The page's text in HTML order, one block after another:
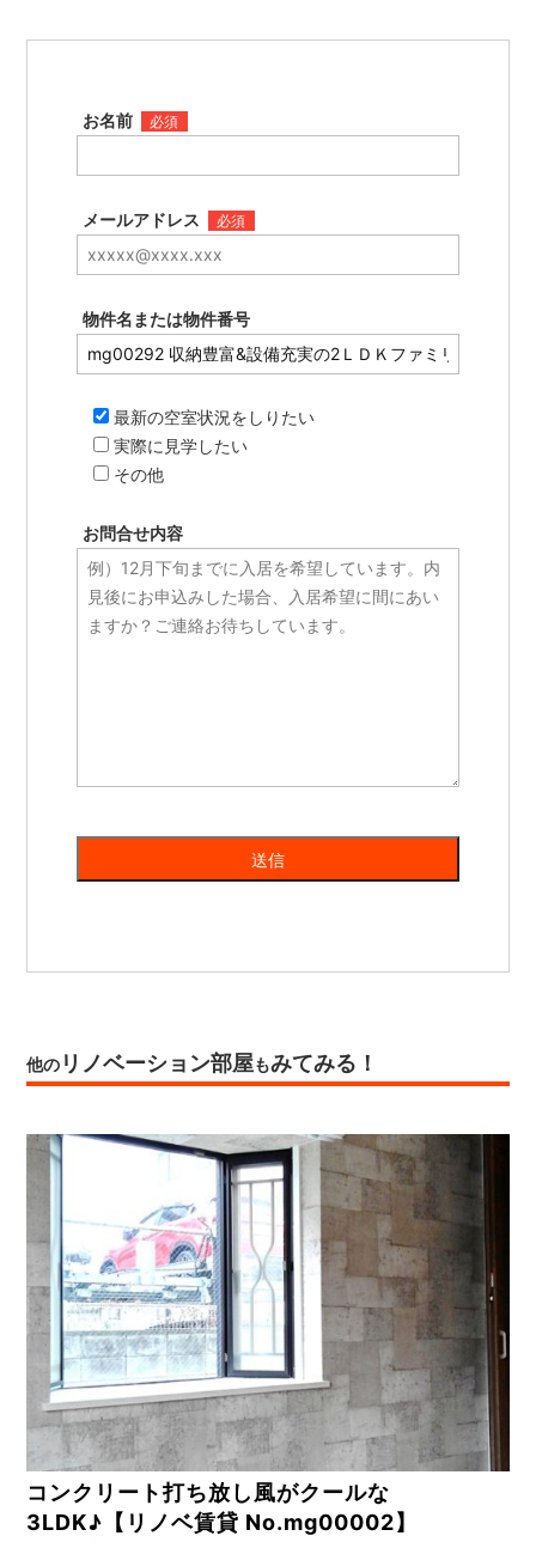
お名前 必須
メールアドレス 必須
物件名または物件番号
最新の空室状況をしりたい
実際に見学したい
その他
お問合せ内容
他の リノベーション部屋もみてみる！
コンクリート打ち放し風がクールな
3LDK♪【リノベ賃貸 No.mg00002】